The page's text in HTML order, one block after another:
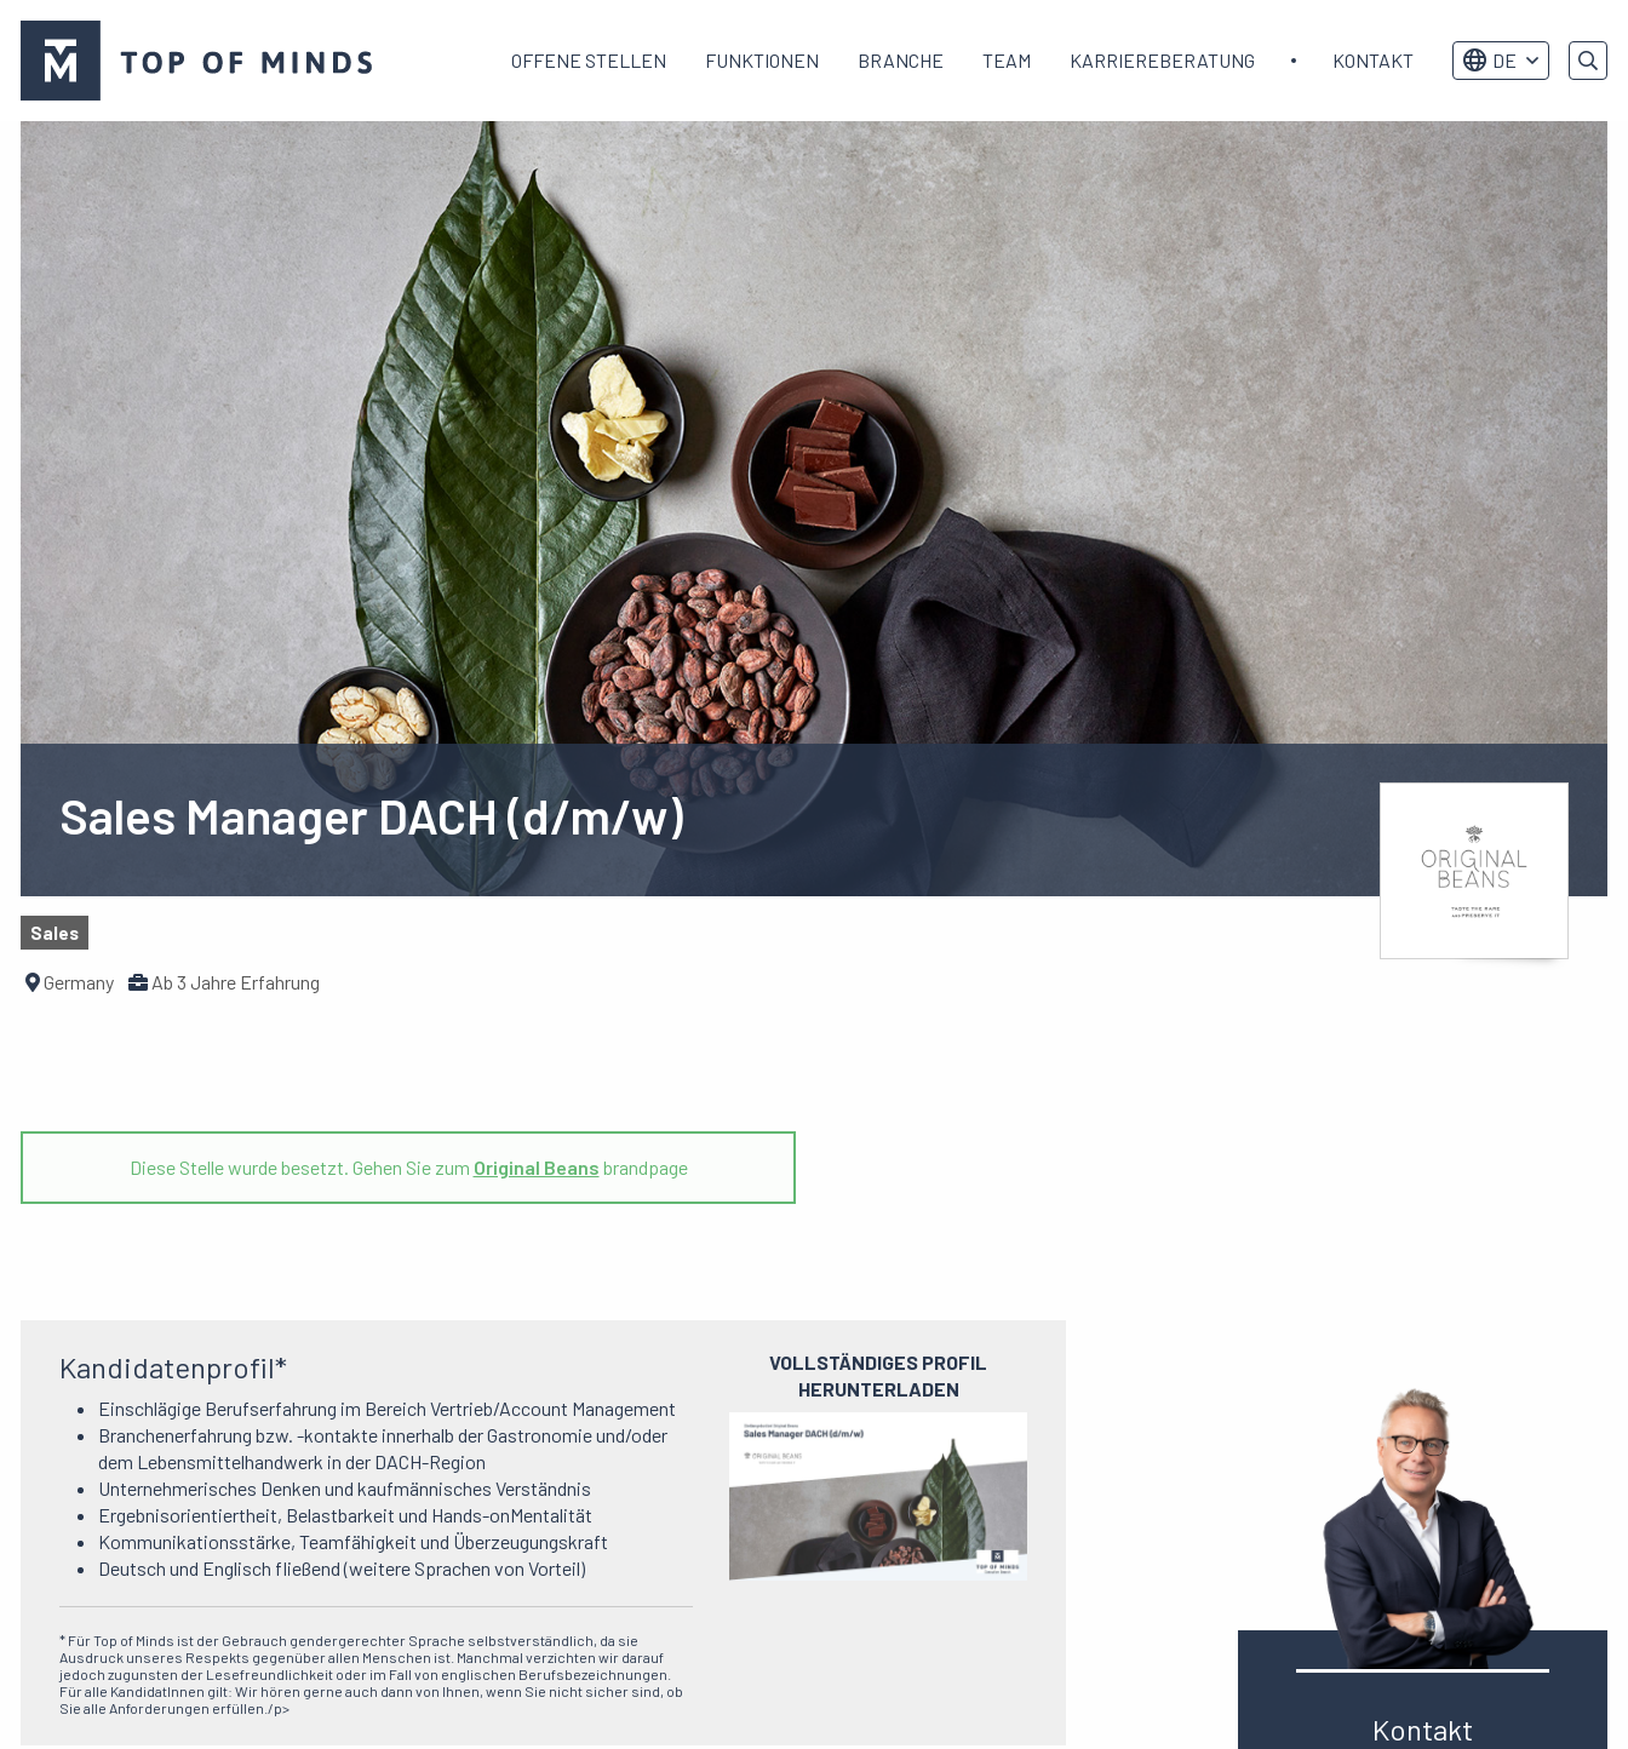
logo
OFFENE STELLEN FUNKTIONEN BRANCHE TEAM KARRIEREBERATUNG KONTAKT DE
Sales Manager DACH (d/m/w)
Sales
Germany Ab 3 Jahre Erfahrung
Diese Stelle wurde besetzt. Gehen Sie zum Original Beans brandpage
Kandidatenprofil*
Einschlägige Berufserfahrung im Bereich Vertrieb/Account Management
Branchenerfahrung bzw. -kontakte innerhalb der Gastronomie und/oder
dem Lebensmittelhandwerk in der DACH-Region
Unternehmerisches Denken und kaufmännisches Verständnis
Ergebnisorientiertheit, Belastbarkeit und Hands-onMentalität
Kommunikationsstärke, Teamfähigkeit und Überzeugungskraft
Deutsch und Englisch fließend (weitere Sprachen von Vorteil)
* Für Top of Minds ist der Gebrauch gendergerechter Sprache selbstverständlich, da sie
Ausdruck unseres Respekts gegenüber allen Menschen ist. Manchmal verzichten wir darauf
jedoch zugunsten der Lesefreundlichkeit oder im Fall von englischen Berufsbezeichnungen.
Für alle KandidatInnen gilt: Wir hören gerne auch dann von Ihnen, wenn Sie nicht sicher sind, ob
Sie alle Anforderungen erfüllen./p>
VOLLSTÄNDIGES PROFIL
HERUNTERLADEN
Preview
pdf
Kontakt